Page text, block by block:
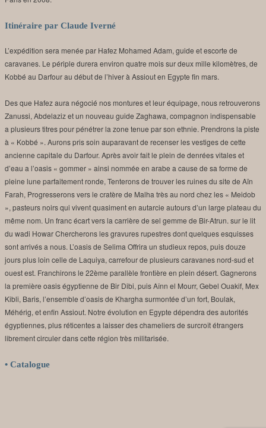
Itinéraire par Claude Iverné
L’expédition sera menée par Hafez Mohamed Adam, guide et escorte de
caravanes. Le périple durera environ quatre mois sur deux mille kilomètres, de
Kobbé au Darfour au début de l’hiver à Assiout en Egypte fin mars.
Des que Hafez aura négocié nos montures et leur équipage, nous retrouverons
Zanussi, Abdelaziz et un nouveau guide Zaghawa, compagnon indispensable
a plusieurs titres pour pénétrer la zone tenue par son ethnie. Prendrons la piste
à « Kobbé ». Aurons pris soin auparavant de recenser les vestiges de cette
ancienne capitale du Darfour. Après avoir fait le plein de denrées vitales et
d’eau a l’oasis « gommer » ainsi nommée en arabe a cause de sa forme de
pleine lune parfaitement ronde, Tenterons de trouver les ruines du site de Aïn
Farah, Progresserons vers le cratère de Malha très au nord chez les « Meidob
», pasteurs noirs qui vivent quasiment en autarcie autours d’un large plateau du
même nom. Un franc écart vers la carrière de sel gemme de Bir-Atrun. sur le lit
du wadi Howar Chercherons les gravures rupestres dont quelques esquisses
sont arrivés a nous. L’oasis de Selima Offrira un studieux repos, puis douze
jours plus loin celle de Laquiya, carrefour de plusieurs caravanes nord-sud et
ouest est. Franchirons le 22ème parallèle frontière en plein désert. Gagnerons
la première oasis égyptienne de Bir Dibi, puis Aînn el Mourr, Gebel Ouakif, Mex
Kibli, Baris, l’ensemble d’oasis de Khargha surmontée d’un fort, Boulak,
Méhérig, et enfin Assiout. Notre évolution en Egypte dépendra des autorités
égyptiennes, plus réticentes a laisser des chameliers de surcroît étrangers
librement circuler dans cette région très militarisée.
• Catalogue